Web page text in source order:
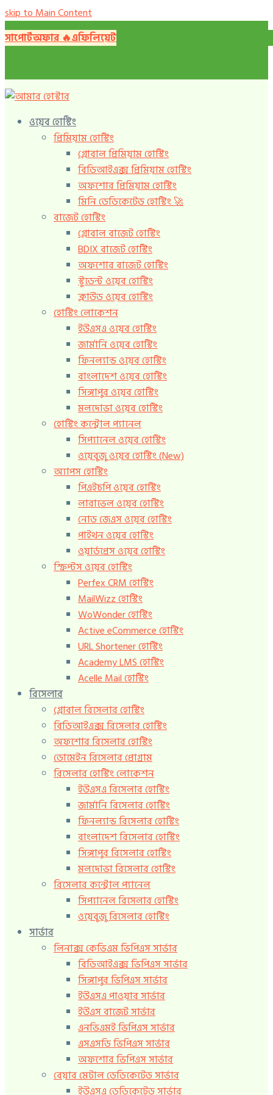
skip to Main Content
সাপোর্টঅফার 🔥️এফিলিয়েট
ওয়েব হোস্টিং
প্রিমিয়াম হোস্টিং
গ্লোবাল প্রিমিয়াম হোস্টিং
বিডিআইএক্স প্রিমিয়াম হোস্টিং
অফশোর প্রিমিয়াম হোস্টিং
মিনি ডেডিকেটেড হোস্টিং 🚀️
বাজেট হোস্টিং
গ্লোবাল বাজেট হোস্টিং
BDIX বাজেট হোস্টিং
অফশোর বাজেট হোস্টিং
স্টুডেন্ট ওয়েব হোস্টিং
ক্লাউড ওয়েব হোস্টিং
হোস্টিং লোকেশন
ইউএসএ ওয়েব হোস্টিং
জার্মানি ওয়েব হোস্টিং
ফিনল্যান্ড ওয়েব হোস্টিং
বাংলাদেশ ওয়েব হোস্টিং
সিঙ্গাপুর ওয়েব হোস্টিং
মলদোভা ওয়েব হোস্টিং
হোস্টিং কন্ট্রোল প্যানেল
সিপ্যানেল ওয়েব হোস্টিং
ওয়েবুজু ওয়েব হোস্টিং (New)
অ্যাপস হোস্টিং
পিএইচপি ওয়েব হোস্টিং
লারাভেল ওয়েব হোস্টিং
নোড জেএস ওয়েব হোস্টিং
পাইথন ওয়েব হোস্টিং
ওয়ার্ডপ্রেস ওয়েব হোস্টিং
স্ক্রিপ্টস ওয়েব হোস্টিং
Perfex CRM হোস্টিং
MailWizz হোস্টিং
WoWonder হোস্টিং
Active eCommerce হোস্টিং
URL Shortener হোস্টিং
Academy LMS হোস্টিং
Acelle Mail হোস্টিং
রিসেলার
গ্লোবাল রিসেলার হোস্টিং
বিডিআইএক্স রিসেলার হোস্টিং
অফশোর রিসেলার হোস্টিং
ডোমেইন রিসেলার প্রোগ্রাম
রিসেলার হোস্টিং লোকেশন
ইউএসএ রিসেলার হোস্টিং
জার্মানি রিসেলার হোস্টিং
ফিনল্যান্ড রিসেলার হোস্টিং
বাংলাদেশ রিসেলার হোস্টিং
সিঙ্গাপুর রিসেলার হোস্টিং
মলদোভা রিসেলার হোস্টিং
রিসেলার কন্ট্রোল প্যানেল
সিপ্যানেল রিসেলার হোস্টিং
ওয়েবুজু রিসেলার হোস্টিং
সার্ভার
লিনাক্স কেভিএম ভিপিএস সার্ভার
বিডিআইএক্স ভিপিএস সার্ভার
সিঙ্গাপুর ভিপিএস সার্ভার
ইউএসএ পাওয়ার সার্ভার
ইউএস বাজেট সার্ভার
এনভিএমই ভিপিএস সার্ভার
এসএসডি ভিপিএস সার্ভার
অফশোর ভিপিএস সার্ভার
বেয়ার মেটাল ডেডিকেটেড সার্ভার
ইউএসএ ডেডিকেটেড সার্ভার